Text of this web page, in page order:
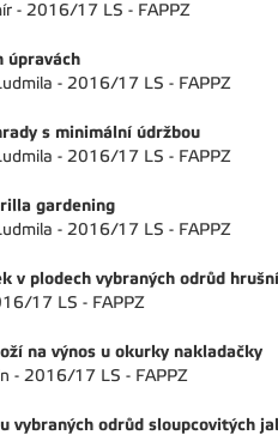
- 2016/17 LS - FAPPZ
úpravách
- 2016/17 LS - FAPPZ
s minimální údržbou
- 2016/17 LS - FAPPZ
gardening
- 2016/17 LS - FAPPZ
v plodech vybraných odrůd hrušní
17 LS - FAPPZ
na výnos u okurky nakladačky
- 2016/17 LS - FAPPZ
vybraných odrůd sloupcovitých